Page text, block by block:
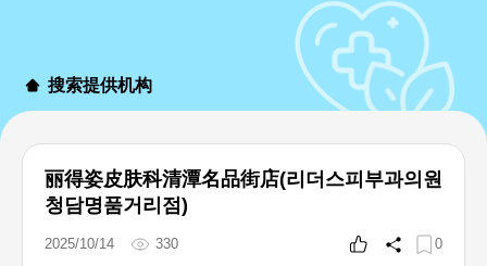
搜索提供机构
丽得姿皮肤科清潭名品街店(리더스피부과의원
청담명품거리점)
2025/10/14 330 0